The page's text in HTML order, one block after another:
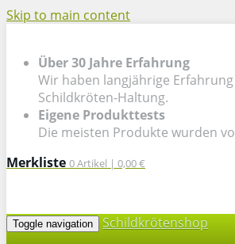
Skip to main content
Über 30 Jahre Erfahrung
Wir haben langjährige
Schildkröten-Haltung.
Eigene Produkttests
Die meisten Produkte wurden
Merkliste 0Artikel | 0,00 €
Toggle navigation
Schildkrötenshop